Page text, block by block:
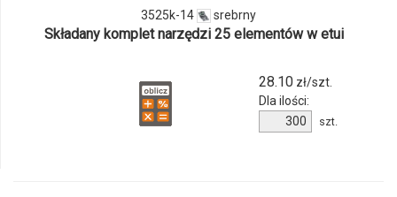
3525k-14 srebrny
Składany komplet narzędzi 25 elementów w etui
28.10zł/szt.
Dla ilości:
produktu
szt.